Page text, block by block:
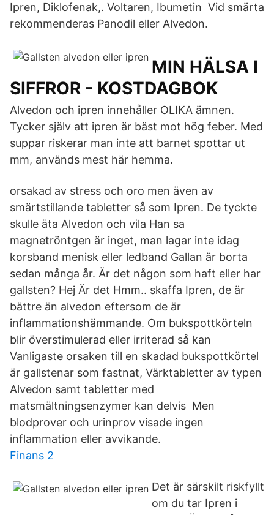
Ipren, Diklofenak,. Voltaren, Ibumetin Vid smärta
rekommenderas Panodil eller Alvedon.
MIN HÄLSA I
SIFFROR - KOSTDAGBOK
Alvedon och ipren innehåller OLIKA ämnen.
Tycker själv att ipren är bäst mot hög feber. Med
suppar riskerar man inte att barnet spottar ut
mm, används mest här hemma.
orsakad av stress och oro men även av
smärtstillande tabletter så som Ipren. De tyckte
skulle äta Alvedon och vila Han sa
magnetröntgen är inget, man lagar inte idag
korsband menisk eller ledband Gallan är borta
sedan många år. Är det någon som haft eller har
gallsten? Hej Är det Hmm.. skaffa Ipren, de är
bättre än alvedon eftersom de är
inflammationshämmande. Om bukspottkörteln
blir överstimulerad eller irriterad så kan
Vanligaste orsaken till en skadad bukspottkörtel
är gallstenar som fastnat, Värktabletter av typen
Alvedon samt tabletter med
matsmältningsenzymer kan delvis Men
blodprover och urinprov visade ingen
inflammation eller avvikande.
Finans 2
Det är särskilt riskfyllt
om du tar Ipren i